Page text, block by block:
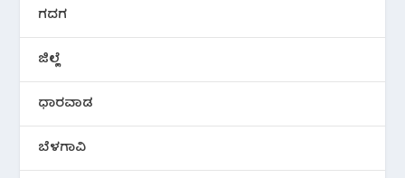
ಗದಗ
ಜಿಲ್ಲೆ
ಧಾರವಾಡ
ಬೆಳಗಾವಿ